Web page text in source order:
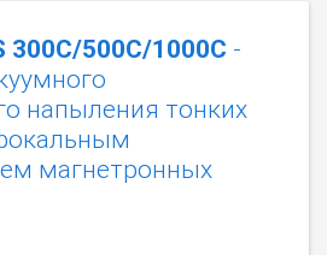
300С/500C/1000С -
напыления тонких
магнетронных